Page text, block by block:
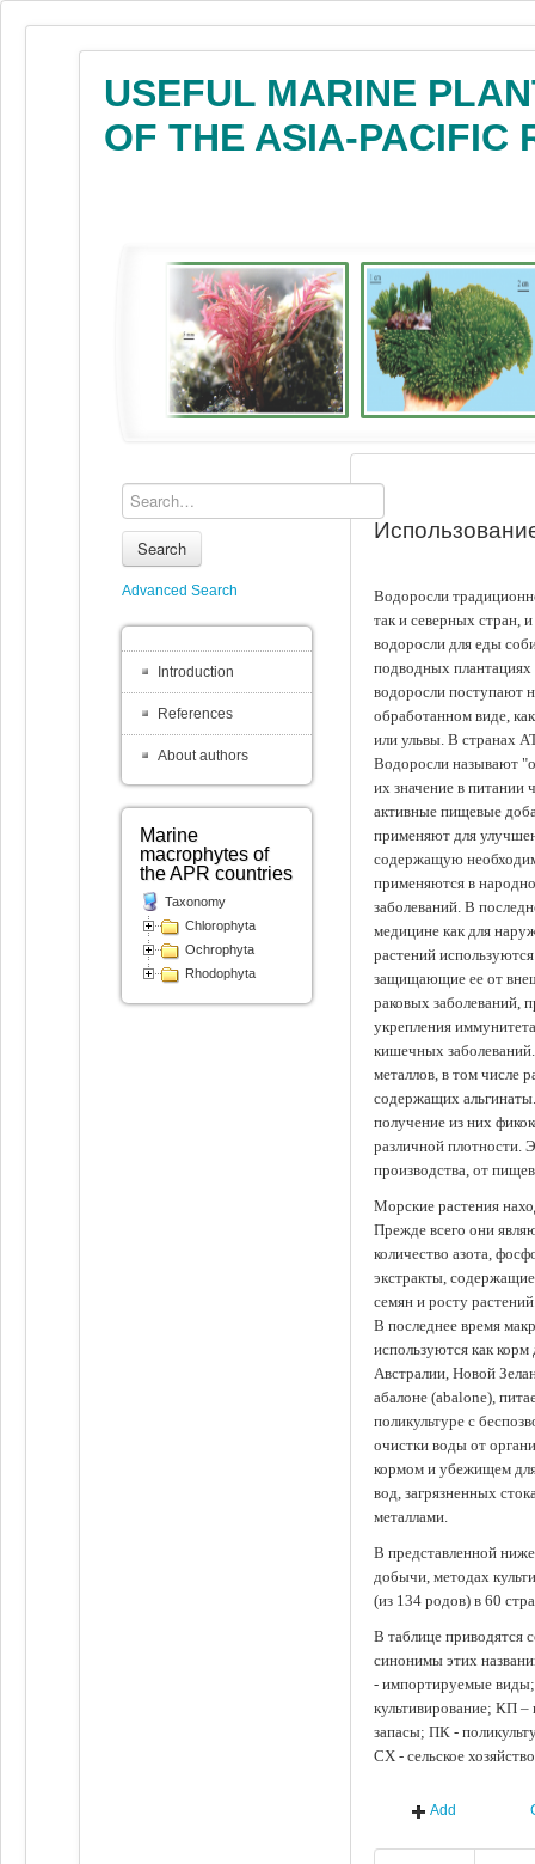
USEFUL MARINE
OF THE ASIA-PACIFIC
Водоросли
так и северных стран,
водоросли для еды
подводных
водоросли поступают
обработанном виде,
или ульвы. В странах
Водоросли называют
их значение в питании
активные пищевые
применяют для
содержащую
применяются в
заболеваний. В
медицине как для
растений
защищающие ее от
раковых заболеваний,
укрепления
кишечных
металлов, в том числе
содержащих
получение из них
различной плотности.
производства, от
Морские растения
Прежде всего они
количество азота,
экстракты,
семян и росту
В последнее время
используются как
Австралии, Новой
абалоне (abalone),
поликультуре с
очистки воды от
кормом и убежищем
вод, загрязненных
металлами.
В представленной
добычи, методах
(из 134 родов) в 60
В таблице приводятся
синонимы этих
- импортируемые
культивирование; КП
запасы; ПК -
СХ - сельское
Add
Search
Advanced Search
Introduction
References
About authors
Marine
macrophytes of
the APR countries
Taxonomy
Chlorophyta
Ochrophyta
Rhodophyta